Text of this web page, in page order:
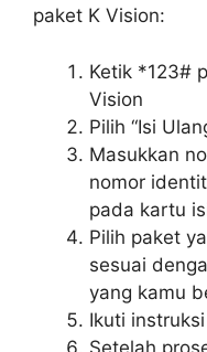
paket K Vision:
Ketik *123#
Vision
Pilih “Isi
Masukkan
nomor
pada kartu
Pilih paket
sesuai
yang kamu
Ikuti
Setelah